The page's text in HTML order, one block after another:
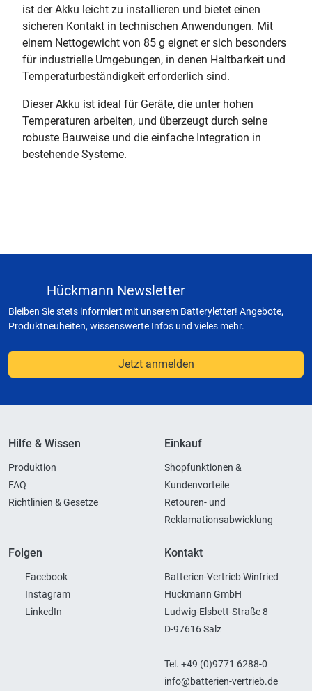
ist der Akku leicht zu installieren und bietet einen
sicheren Kontakt in technischen Anwendungen. Mit
einem Nettogewicht von 85 g eignet er sich besonders
für industrielle Umgebungen, in denen Haltbarkeit und
Temperaturbeständigkeit erforderlich sind.
Dieser Akku ist ideal für Geräte, die unter hohen
Temperaturen arbeiten, und überzeugt durch seine
robuste Bauweise und die einfache Integration in
bestehende Systeme.
Hückmann Newsletter
Bleiben Sie stets informiert mit unserem Batteryletter! Angebote,
Produktneuheiten, wissenswerte Infos und vieles mehr.
Jetzt anmelden
Hilfe & Wissen
Produktion
FAQ
Richtlinien & Gesetze
Einkauf
Shopfunktionen &
Kundenvorteile
Retouren- und
Reklamationsabwicklung
Folgen
Facebook
Instagram
LinkedIn
Kontakt
Batterien-Vertrieb Winfried
Hückmann GmbH
Ludwig-Elsbett-Straße 8
D-97616 Salz
Tel. +49 (0)9771 6288-0
info@batterien-vertrieb.de